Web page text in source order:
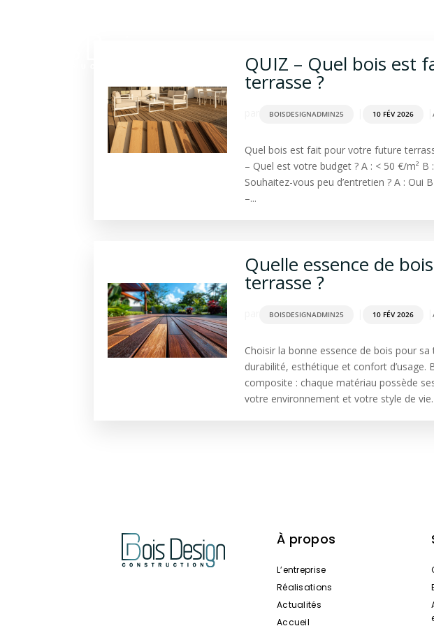
QUIZ – Quel bois est
terrasse ?
BOISDESIGNADMIN25 10 FÉV 2026
Quel bois est fait pour votre future
– Quel est votre budget ? A : < 50 €/m² B
Souhaitez-vous peu d’entretien ? A : Oui
–...
Quelle essence de
terrasse ?
BOISDESIGNADMIN25 10 FÉV 2026
Choisir la bonne essence de bois pour
durabilité, esthétique et confort d’usage.
composite : chaque matériau possède
votre environnement et votre style de vie.
À propos
L’entreprise
Réalisations
Actualités
Accueil